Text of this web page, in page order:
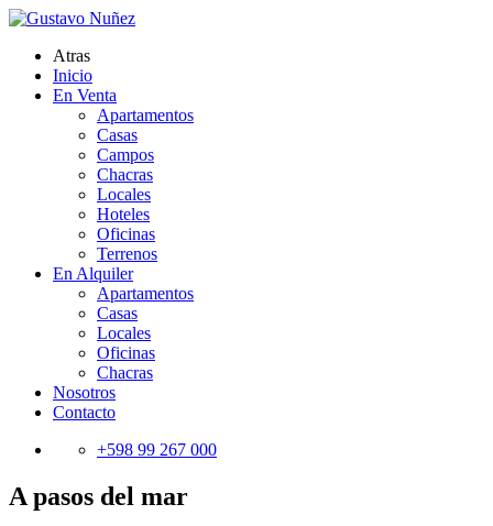
Atras
Inicio
En Venta
Apartamentos
Casas
Campos
Chacras
Locales
Hoteles
Oficinas
Terrenos
En Alquiler
Apartamentos
Casas
Locales
Oficinas
Chacras
Nosotros
Contacto
+598 99 267 000
A pasos del mar